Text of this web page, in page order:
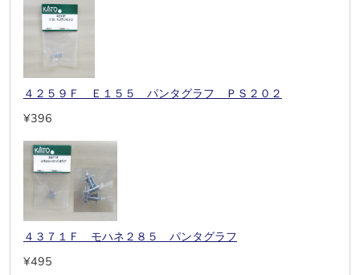
４２５９Ｆ Ｅ１５５ パンタグラフ ＰＳ２０２
¥396
４３７１Ｆ モハネ２８５ パンタグラフ
¥495